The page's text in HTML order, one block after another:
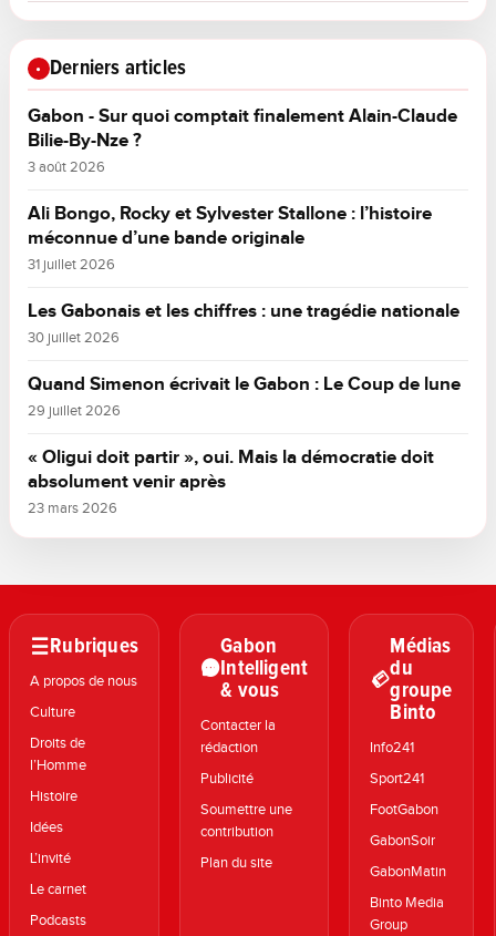
Derniers articles
Gabon - Sur quoi comptait finalement Alain-Claude
Bilie-By-Nze ?
3 août 2026
Ali Bongo, Rocky et Sylvester Stallone : l’histoire
méconnue d’une bande originale
31 juillet 2026
Les Gabonais et les chiffres : une tragédie nationale
30 juillet 2026
Quand Simenon écrivait le Gabon : Le Coup de lune
29 juillet 2026
« Oligui doit partir », oui. Mais la démocratie doit
absolument venir après
23 mars 2026
Rubriques
A propos de nous
Culture
Droits de
l’Homme
Histoire
Idées
L’invité
Le carnet
Podcasts
Gabon
Intelligent
& vous
Contacter la
rédaction
Publicité
Soumettre une
contribution
Plan du site
Médias
du
groupe
Binto
Info241
Sport241
FootGabon
GabonSoir
GabonMatin
Binto Media
Group